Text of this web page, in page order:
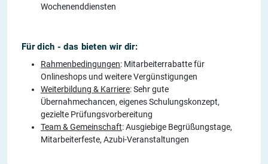
Wochenenddiensten
Für dich - das bieten wir dir:
Rahmenbedingungen: Mitarbeiterrabatte für
Onlineshops und weitere Vergünstigungen
Weiterbildung & Karriere: Sehr gute
Übernahmechancen, eigenes Schulungskonzept,
gezielte Prüfungsvorbereitung
Team & Gemeinschaft: Ausgiebige Begrüßungstage,
Mitarbeiterfeste, Azubi-Veranstaltungen